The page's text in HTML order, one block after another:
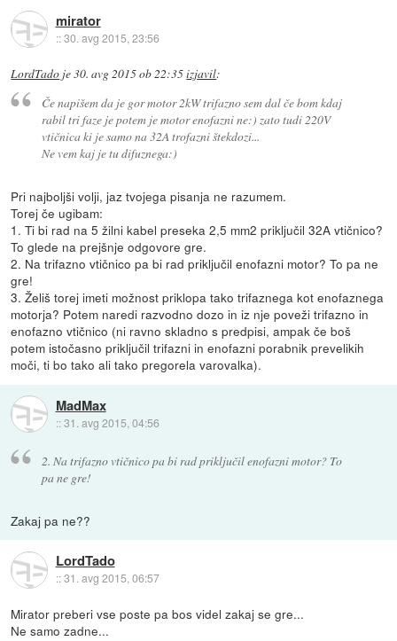
mirator
::30. avg 2015, 23:56
LordTado je30. avg 2015 ob 22:35izjavil:
Če napišem da je gor motor 2kW trifazno sem dal če bom kdaj
rabil tri faze je potem je motor enofazni ne:) zato tudi 220V
vtičnica ki je samo na 32A trofazni štekdozi...
Ne vem kaj je tu difuznega:)
Pri najboljši volji, jaz tvojega pisanja ne razumem.
Torej če ugibam:
1. Ti bi rad na 5 žilni kabel preseka 2,5 mm2 priključil 32A vtičnico?
To glede na prejšnje odgovore gre.
2. Na trifazno vtičnico pa bi rad priključil enofazni motor? To pa ne
gre!
3. Želiš torej imeti možnost priklopa tako trifaznega kot enofaznega
motorja? Potem naredi razvodno dozo in iz nje poveži trifazno in
enofazno vtičnico (ni ravno skladno s predpisi, ampak če boš
potem istočasno priključil trifazni in enofazni porabnik prevelikih
moči, ti bo tako ali tako pregorela varovalka).
MadMax
::31. avg 2015, 04:56
2. Na trifazno vtičnico pa bi rad priključil enofazni motor? To
pa ne gre!
Zakaj pa ne??
LordTado
::31. avg 2015, 06:57
Mirator preberi vse poste pa bos videl zakaj se gre...
Ne samo zadne...